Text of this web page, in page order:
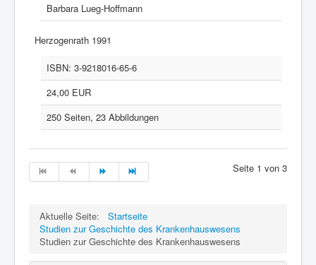
Barbara Lueg-Hoffmann
Herzogenrath 1991
ISBN: 3-9218016-65-6
24,00 EUR
250 Seiten, 23 Abbildungen
Seite 1 von 3
Aktuelle Seite:
Startseite
Studien zur Geschichte des Krankenhauswesens
Studien zur Geschichte des Krankenhauswesens